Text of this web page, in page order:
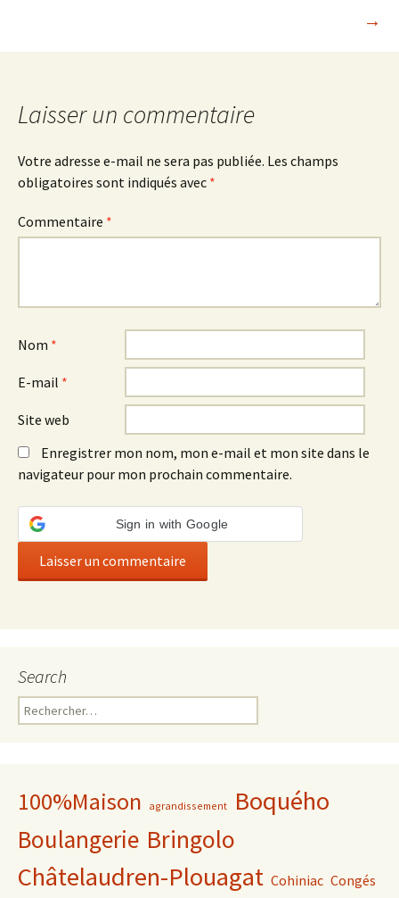
→
Laisser un commentaire
Votre adresse e-mail ne sera pas publiée. Les champs
obligatoires sont indiqués avec *
Commentaire *
Nom *
E-mail *
Site web
Enregistrer mon nom, mon e-mail et mon site dans le
navigateur pour mon prochain commentaire.
Sign in with Google
Search
Rechercher :
100%Maison agrandissement Boquého
Boulangerie Bringolo
Châtelaudren-Plouagat Cohiniac Congés